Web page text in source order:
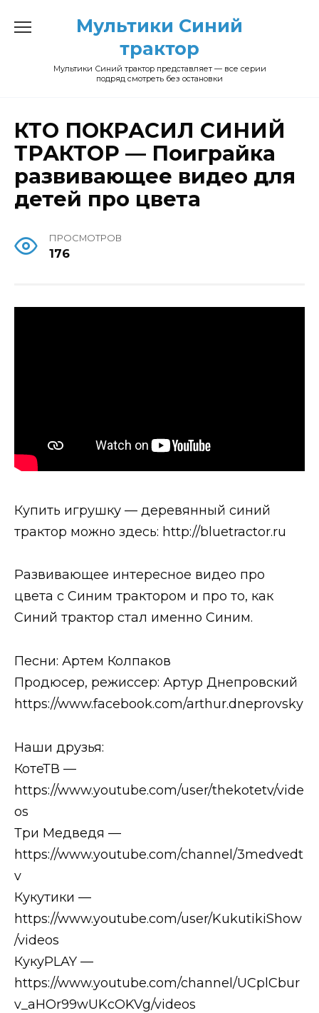
Мультики Синий
трактор
Мультики Синий трактор представляет — все серии
подряд смотреть без остановки
КТО ПОКРАСИЛ СИНИЙ
ТРАКТОР — Поиграйка
развивающее видео для
детей про цвета
ПРОСМОТРОВ
176
Купить игрушку — деревянный синий
трактор можно здесь: http://bluetractor.ru
Развивающее интересное видео про
цвета с Синим трактором и про то, как
Синий трактор стал именно Синим.
Песни: Артем Колпаков
Продюсер, режиссер: Артур Днепровский
https://www.facebook.com/arthur.dneprovsky
Наши друзья:
КотеТВ —
https://www.youtube.com/user/thekotetv/vide
os
Три Медведя —
https://www.youtube.com/channel/3medvedt
v
Кукутики —
https://www.youtube.com/user/KukutikiShow
/videos
КукуPLAY —
https://www.youtube.com/channel/UCplCbur
v_aHOr99wUKcOKVg/videos